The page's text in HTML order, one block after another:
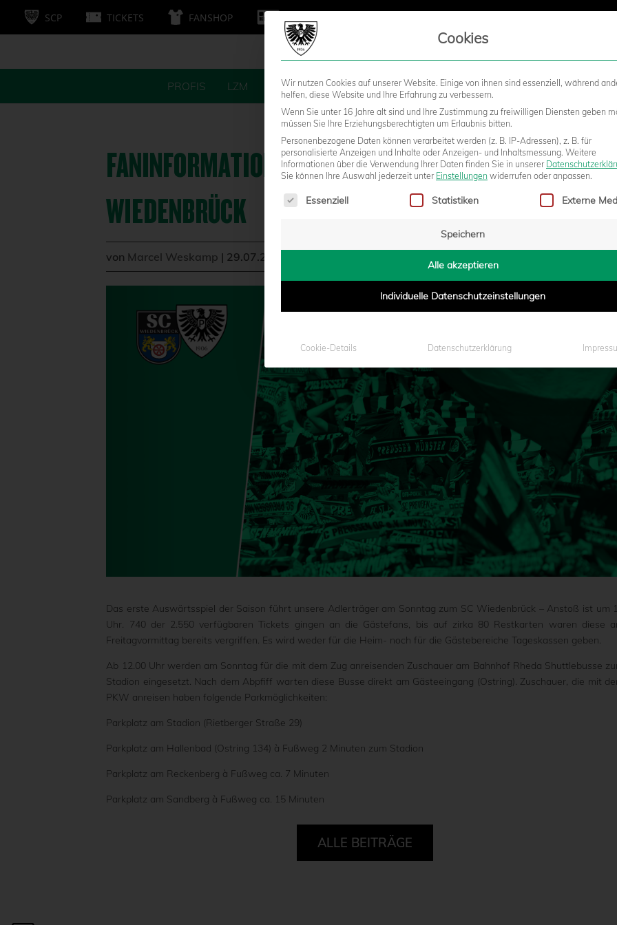
SCP TICKETS FANSHOP
PROFIS LZM FANS STADION BUSINESS KIDS
FANINFORMATIONEN ZUM AUSWÄRTSSPIEL IN
WIEDENBRÜCK
von Marcel Weskamp | 29.07.2022 - 11:16
Das erste Auswärtsspiel der Saison führt unsere Adlerträger am Sonntag zum SC Wiedenbrück – Anstoß ist um
Uhr. 740 der 2.550 verfügbaren Tickets gingen an die Gästefans, bis auf zirka 80 Restkarten waren diese
Freitagvormittag bereits vergriffen. Es wird weder für die Heim- noch für die Gästebereiche Tageskassen geben.
Ab 12.00 Uhr werden am Sonntag für die mit dem Zug anreisenden Zuschauer am Bahnhof Rheda Shuttlebusse
Stadion eingesetzt. Nach dem Abpfiff warten diese Busse direkt am Gästeeingang (Ostring). Zuschauer, die mit
PKW anreisen haben folgende Parkmöglichkeiten:
Parkplatz am Stadion (Rietberger Straße 29)
Parkplatz am Hallenbad (Ostring 134) à Fußweg 2 Minuten zum Stadion
Parkplatz am Reckenberg à Fußweg ca. 7 Minuten
Parkplatz am Sandberg à Fußweg ca. 15 Minuten
ALLE BEITRÄGE
Cookies
Wir nutzen Cookies auf unserer Website. Einige von ihnen sind essenziell, während
helfen, diese Website und Ihre Erfahrung zu verbessern.
Wenn Sie unter 16 Jahre alt sind und Ihre Zustimmung zu freiwilligen Diensten geben
müssen Sie Ihre Erziehungsberechtigten um Erlaubnis bitten.
Personenbezogene Daten können verarbeitet werden (z. B. IP-Adressen), z. B. für
personalisierte Anzeigen und Inhalte oder Anzeigen- und Inhaltsmessung. Weitere
Informationen über die Verwendung Ihrer Daten finden Sie in unserer
Sie können Ihre Auswahl jederzeit unter Einstellungen widerrufen oder anpassen.
Es folgt eine Liste der Service-Gruppen, für die eine Einwilligung erteilt
Essenziell Statistiken Externe
Speichern
Alle akzeptieren
Individuelle Datenschutzeinstellungen
Cookie-Details Datenschutzerklärung